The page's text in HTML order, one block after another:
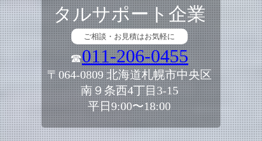
タルサポート企業
ご相談・お見積はお気軽に
☎011-206-0455
〒064-0809 北海道札幌市中央区
南９条西4丁目3-15
平日9:00〜18:00